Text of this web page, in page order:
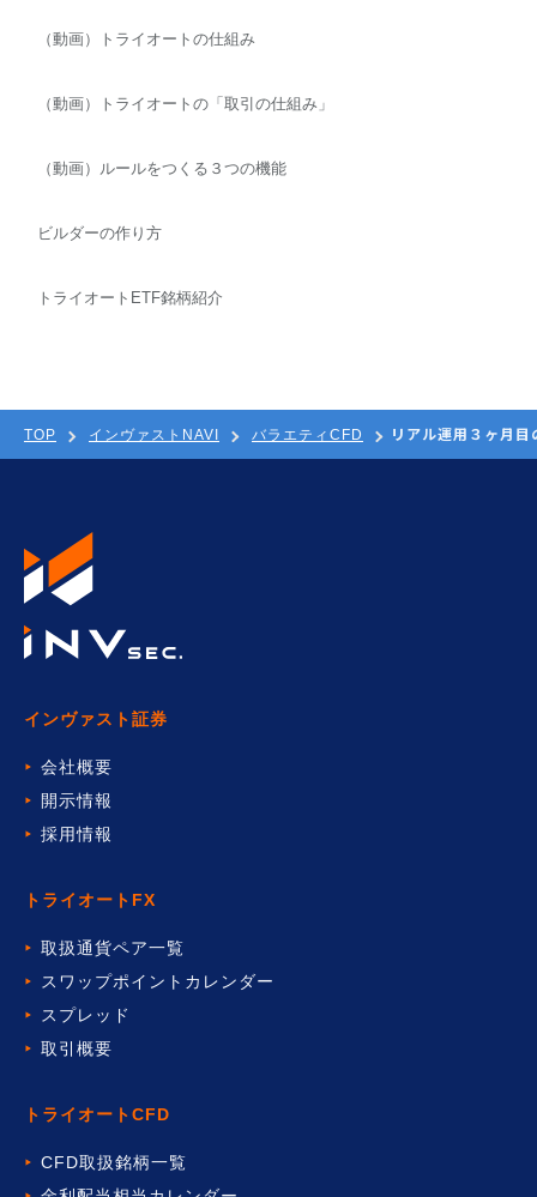
（動画）トライオートの仕組み
（動画）トライオートの「取引の仕組み」
（動画）ルールをつくる３つの機能
ビルダーの作り方
トライオートETF銘柄紹介
TOP インヴァストNAVI バラエティCFD リアル運用３ヶ月
インヴァスト証券
会社概要
開示情報
採用情報
トライオートFX
取扱通貨ペア一覧
スワップポイントカレンダー
スプレッド
取引概要
トライオートCFD
CFD取扱銘柄一覧